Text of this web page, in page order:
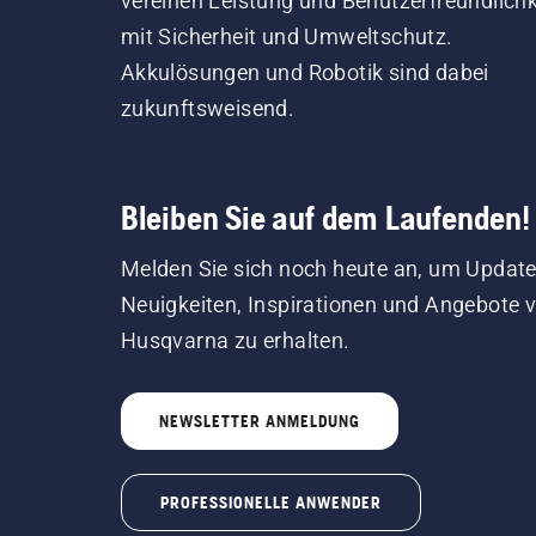
von unserem Team
inspirieren.
mit Sicherheit und Umweltschutz.
Akkulösungen und Robotik sind dabei
zukunftsweisend.
Bleiben Sie auf dem Laufenden!
Melden Sie sich noch heute an, um
Neuigkeiten, Inspirationen und Angebote
Husqvarna zu erhalten.
NEWSLETTER ANMELDUNG
PROFESSIONELLE ANWENDER